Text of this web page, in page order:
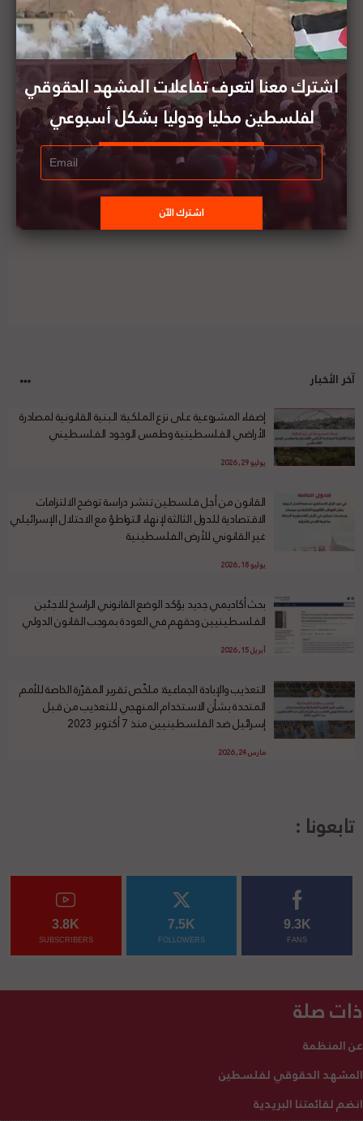
السيناتور الأمريكي بيرني ساندر يهاجم إسرائيل
لحرمان الفلسطينيين من لقاحات فيروس كورونا
ويعتبرها ملزمة بتوفير اللقاحات لهم
الحكومة اليابانية ووكالة الأمم المتحدة لإغاثة اللاجئين
الفلسطينيين توقعان اتفاقيتي تبرع بقيمة 40 مليون
دولار أمريكي
آخر الأخبار
إضفاء المشروعية على نزع الملكية: البنية القانونية لمصادرة
الأراضي الفلسطينية وطمس الوجود الفلسطيني
يوليو 29, 2026
القانون من أجل فلسطين تنشر دراسة توضح الالتزامات
الاقتصادية للدول الثالثة لإنهاء التواطؤ مع الاحتلال الإسرائيلي
غير القانوني للأرض الفلسطينية
يوليو 18, 2026
بحث أكاديمي جديد يؤكد الوضع القانوني الراسخ للاجئين
الفلسطينيين وحقهم في العودة بموجب القانون الدولي
أبريل 15, 2026
التعذيب والإبادة الجماعية: ملخّص تقرير المقرّرة الخاصة للأمم
المتحدة بشأن الاستخدام المنهجي للتعذيب من قبل
إسرائيل ضد الفلسطينيين منذ 7 أكتوبر 2023
مارس 24, 2026
تابعونا :
9.3K
FANS
7.5K
FOLLOWERS
3.8K
SUBSCRIBERS
ذات صلة
عن المنظمة
المشهد الحقوقي لفلسطين
انضم لقائمتنا البريدية
اشترك معنا لتعرف تفاعلات المشهد الحقوقي
لفلسطين محليا ودوليا بشكل أسبوعي